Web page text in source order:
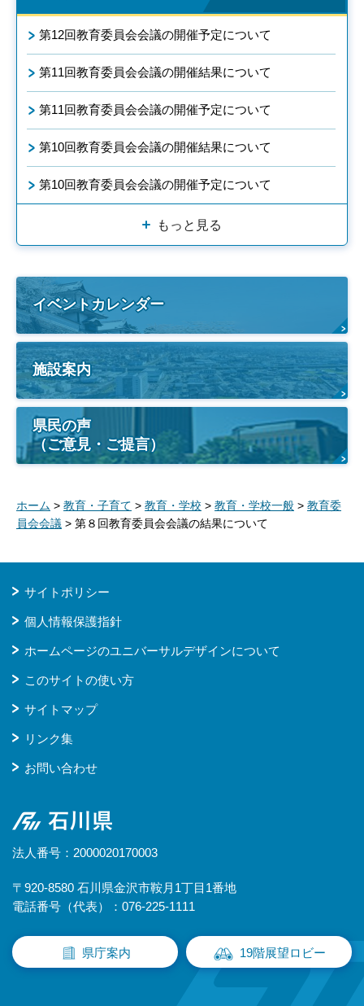
第12回教育委員会会議の開催予定について
第11回教育委員会会議の開催結果について
第11回教育委員会会議の開催予定について
第10回教育委員会会議の開催結果について
第10回教育委員会会議の開催予定について
もっと見る
イベントカレンダー
施設案内
県民の声
（ご意見・ご提言）
ホーム > 教育・子育て > 教育・学校 > 教育・学校一般 > 教育委
員会会議 > 第８回教育委員会会議の結果について
サイトポリシー
個人情報保護指針
ホームページのユニバーサルデザインについて
このサイトの使い方
サイトマップ
リンク集
お問い合わせ
石川県
法人番号：2000020170003
〒920-8580 石川県金沢市鞍月1丁目1番地
電話番号（代表）：076-225-1111
県庁案内 19階展望ロビー